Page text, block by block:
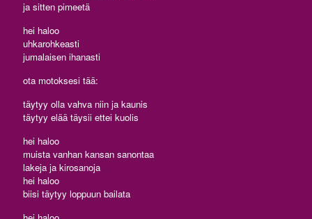
ja sitten pimeetä
hei haloo
uhkarohkeasti
jumalaisen ihanasti
ota motoksesi tää:
täytyy olla vahva niin ja kaunis
täytyy elää täysii ettei kuolis
hei haloo
muista vanhan kansan sanontaa
lakeja ja kirosanoja
hei haloo
biisi täytyy loppuun bailata